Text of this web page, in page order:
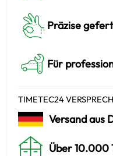
Präzise
Für
TIMETEC24
Versand aus
Über 10.000